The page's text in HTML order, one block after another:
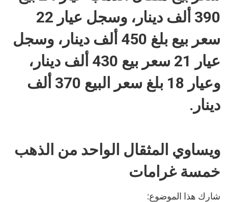
390 ألف دينار، وسجل عيار 22
سعر بيع بلغ 450 ألف دينار، وسجل
عيار 21 سعر بيع 430 ألف دينار،
وعيار 18 بلغ سعر البيع 370 ألف
دينار.
ويساوي المثقال الواحد من الذهب
خمسة غرامات
شارك هذا الموضوع: